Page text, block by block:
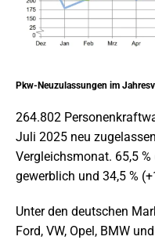
Pkw-Neuzulassungen im
264.802
Juli 2025 neu
Vergleichsmonat. 65,5
gewerblich und 34,5 %
Unter den deutschen
Ford, VW, Opel, BMW